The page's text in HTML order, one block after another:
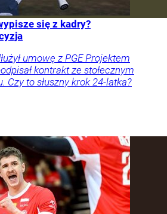
się z kadry?
umowę z PGE Projektem
kontrakt ze stołecznym
Czy to słuszny krok 24-latka?